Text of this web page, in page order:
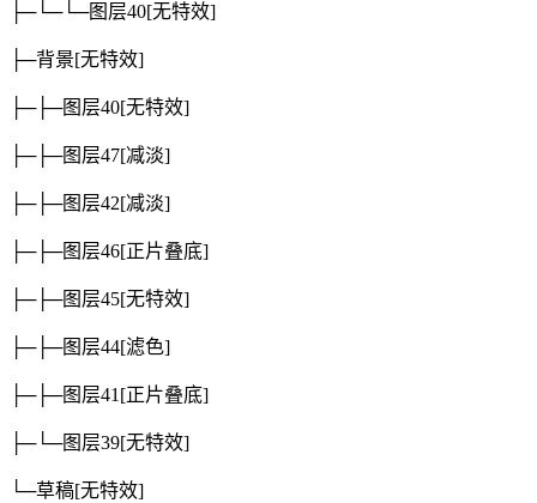
├─└─└─图层40[无特效]
├─背景[无特效]
├─├─图层40[无特效]
├─├─图层47[减淡]
├─├─图层42[减淡]
├─├─图层46[正片叠底]
├─├─图层45[无特效]
├─├─图层44[滤色]
├─├─图层41 [正片叠底]
├─└─图层39[无特效]
└─草稿[无特效]